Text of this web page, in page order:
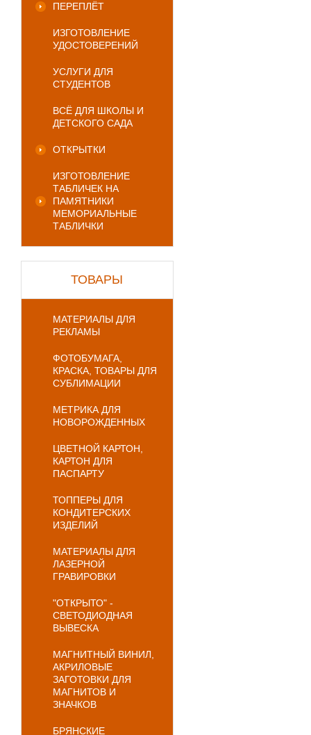
ПЕРЕПЛЁТ
ИЗГОТОВЛЕНИЕ
УДОСТОВЕРЕНИЙ
УСЛУГИ ДЛЯ
СТУДЕНТОВ
ВСЁ ДЛЯ ШКОЛЫ И
ДЕТСКОГО САДА
ОТКРЫТКИ
ИЗГОТОВЛЕНИЕ
ТАБЛИЧЕК НА
ПАМЯТНИКИ
МЕМОРИАЛЬНЫЕ
ТАБЛИЧКИ
ТОВАРЫ
МАТЕРИАЛЫ ДЛЯ
РЕКЛАМЫ
ФОТОБУМАГА,
КРАСКА, ТОВАРЫ ДЛЯ
СУБЛИМАЦИИ
МЕТРИКА ДЛЯ
НОВОРОЖДЕННЫХ
ЦВЕТНОЙ КАРТОН,
КАРТОН ДЛЯ
ПАСПАРТУ
ТОППЕРЫ ДЛЯ
КОНДИТЕРСКИХ
ИЗДЕЛИЙ
МАТЕРИАЛЫ ДЛЯ
ЛАЗЕРНОЙ
ГРАВИРОВКИ
"ОТКРЫТО" -
СВЕТОДИОДНАЯ
ВЫВЕСКА
МАГНИТНЫЙ ВИНИЛ,
АКРИЛОВЫЕ
ЗАГОТОВКИ ДЛЯ
МАГНИТОВ И
ЗНАЧКОВ
БРЯНСКИЕ